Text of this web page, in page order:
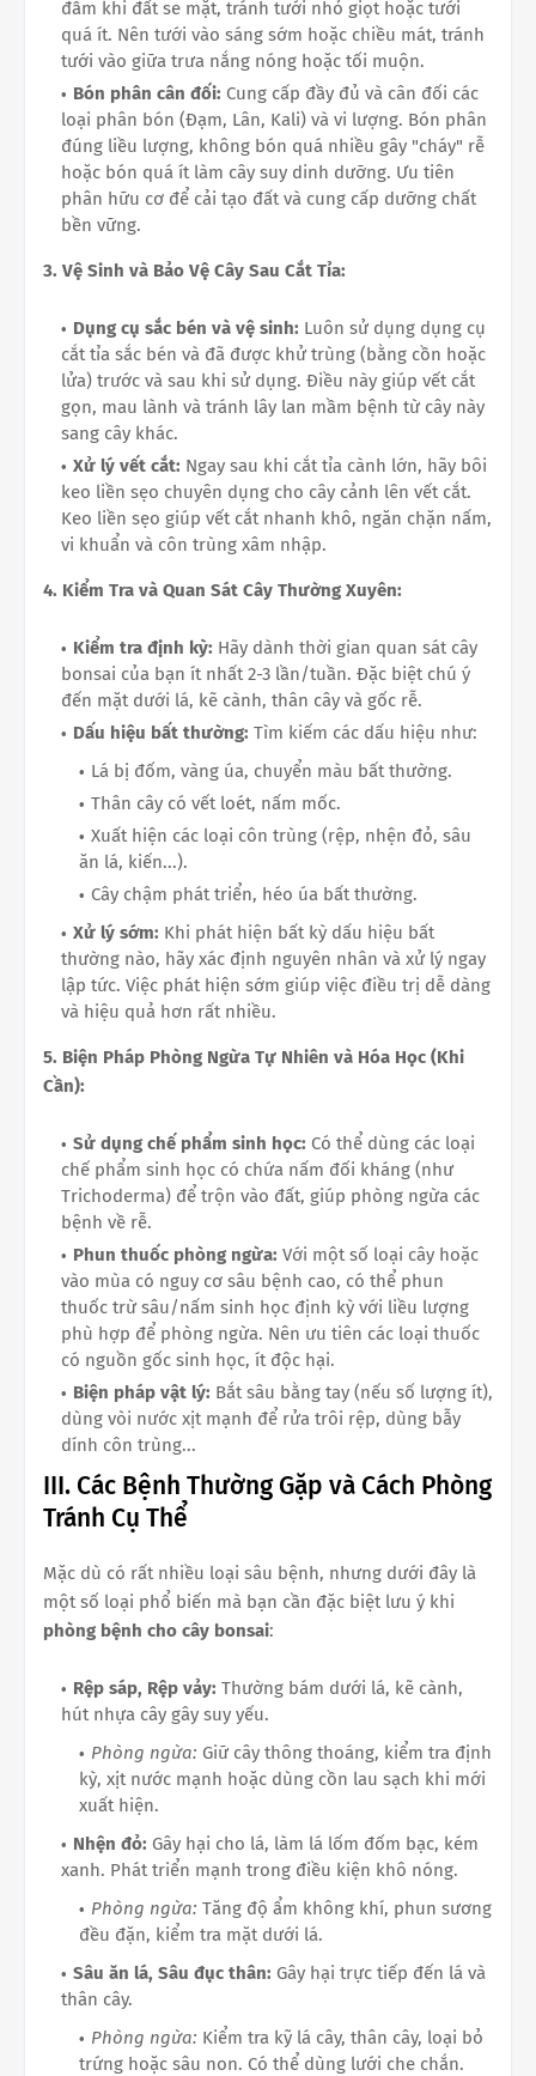
đẫm khi đất se mặt, tránh tưới nhỏ giọt hoặc tưới
quá ít. Nên tưới vào sáng sớm hoặc chiều mát, tránh
tưới vào giữa trưa nắng nóng hoặc tối muộn.
Bón phân cân đối: Cung cấp đầy đủ và cân đối các
loại phân bón (Đạm, Lân, Kali) và vi lượng. Bón phân
đúng liều lượng, không bón quá nhiều gây "cháy" rễ
hoặc bón quá ít làm cây suy dinh dưỡng. Ưu tiên
phân hữu cơ để cải tạo đất và cung cấp dưỡng chất
bền vững.
3. Vệ Sinh và Bảo Vệ Cây Sau Cắt Tỉa:
Dụng cụ sắc bén và vệ sinh: Luôn sử dụng dụng cụ
cắt tỉa sắc bén và đã được khử trùng (bằng cồn hoặc
lửa) trước và sau khi sử dụng. Điều này giúp vết cắt
gọn, mau lành và tránh lây lan mầm bệnh từ cây này
sang cây khác.
Xử lý vết cắt: Ngay sau khi cắt tỉa cành lớn, hãy bôi
keo liền sẹo chuyên dụng cho cây cảnh lên vết cắt.
Keo liền sẹo giúp vết cắt nhanh khô, ngăn chặn nấm,
vi khuẩn và côn trùng xâm nhập.
4. Kiểm Tra và Quan Sát Cây Thường Xuyên:
Kiểm tra định kỳ: Hãy dành thời gian quan sát cây
bonsai của bạn ít nhất 2-3 lần/tuần. Đặc biệt chú ý
đến mặt dưới lá, kẽ cành, thân cây và gốc rễ.
Dấu hiệu bất thường: Tìm kiếm các dấu hiệu như:
Lá bị đốm, vàng úa, chuyển màu bất thường.
Thân cây có vết loét, nấm mốc.
Xuất hiện các loại côn trùng (rệp, nhện đỏ, sâu
ăn lá, kiến...).
Cây chậm phát triển, héo úa bất thường.
Xử lý sớm: Khi phát hiện bất kỳ dấu hiệu bất
thường nào, hãy xác định nguyên nhân và xử lý ngay
lập tức. Việc phát hiện sớm giúp việc điều trị dễ dàng
và hiệu quả hơn rất nhiều.
5. Biện Pháp Phòng Ngừa Tự Nhiên và Hóa Học (Khi
Cần):
Sử dụng chế phẩm sinh học: Có thể dùng các loại
chế phẩm sinh học có chứa nấm đối kháng (như
Trichoderma) để trộn vào đất, giúp phòng ngừa các
bệnh về rễ.
Phun thuốc phòng ngừa: Với một số loại cây hoặc
vào mùa có nguy cơ sâu bệnh cao, có thể phun
thuốc trừ sâu/nấm sinh học định kỳ với liều lượng
phù hợp để phòng ngừa. Nên ưu tiên các loại thuốc
có nguồn gốc sinh học, ít độc hại.
Biện pháp vật lý: Bắt sâu bằng tay (nếu số lượng ít),
dùng vòi nước xịt mạnh để rửa trôi rệp, dùng bẫy
dính côn trùng...
III. Các Bệnh Thường Gặp và Cách Phòng
Tránh Cụ Thể
Mặc dù có rất nhiều loại sâu bệnh, nhưng dưới đây là
một số loại phổ biến mà bạn cần đặc biệt lưu ý khi
phòng bệnh cho cây bonsai:
Rệp sáp, Rệp vảy: Thường bám dưới lá, kẽ cành,
hút nhựa cây gây suy yếu.
Phòng ngừa: Giữ cây thông thoáng, kiểm tra định
kỳ, xịt nước mạnh hoặc dùng cồn lau sạch khi mới
xuất hiện.
Nhện đỏ: Gây hại cho lá, làm lá lốm đốm bạc, kém
xanh. Phát triển mạnh trong điều kiện khô nóng.
Phòng ngừa: Tăng độ ẩm không khí, phun sương
đều đặn, kiểm tra mặt dưới lá.
Sâu ăn lá, Sâu đục thân: Gây hại trực tiếp đến lá và
thân cây.
Phòng ngừa: Kiểm tra kỹ lá cây, thân cây, loại bỏ
trứng hoặc sâu non. Có thể dùng lưới che chắn.